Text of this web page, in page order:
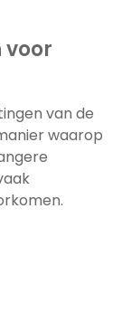
voor
van de
waarop